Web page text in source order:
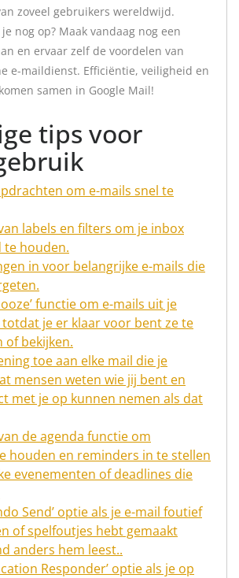
zoveel gebruikers wereldwijd.
nog op? Maak vandaag nog een
en ervaar zelf de voordelen van
e-maildienst. Efficiëntie, veiligheid en
samen in Google Mail!
tips voor
om e-mails snel te
labels en filters om je inbox
te houden.
in voor belangrijke e-mails die
functie om e-mails uit je
je er klaar voor bent ze te
of bekijken.
toe aan elke mail die je
mensen weten wie jij bent en
met je op kunnen nemen als dat
de agenda functie om
houden en reminders in te stellen
evenementen of deadlines die
Send’ optie als je e-mail foutief
of spelfoutjes hebt gemaakt
anders hem leest..
Responder’ optie als je op